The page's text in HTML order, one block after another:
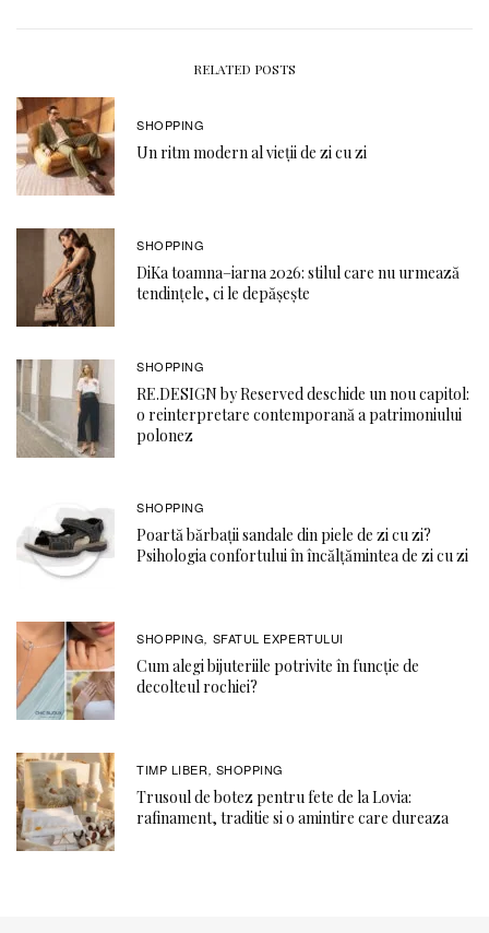
RELATED POSTS
SHOPPING
Un ritm modern al vieții de zi cu zi
SHOPPING
DiKa toamna–iarna 2026: stilul care nu urmează
tendințele, ci le depășește
SHOPPING
RE.DESIGN by Reserved deschide un nou capitol:
o reinterpretare contemporană a patrimoniului
polonez
SHOPPING
Poartă bărbații sandale din piele de zi cu zi?
Psihologia confortului în încălțămintea de zi cu zi
SHOPPING, SFATUL EXPERTULUI
Cum alegi bijuteriile potrivite în funcție de
decolteul rochiei?
TIMP LIBER, SHOPPING
Trusoul de botez pentru fete de la Lovia:
rafinament, traditie si o amintire care dureaza